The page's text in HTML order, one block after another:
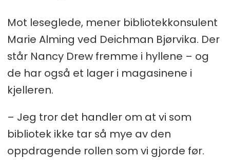
Mot leseglede, mener bibliotekkonsulent
Marie Alming ved Deichman Bjørvika. Der
står Nancy Drew fremme i hyllene – og
de har også et lager i magasinene i
kjelleren.
– Jeg tror det handler om at vi som
bibliotek ikke tar så mye av den
oppdragende rollen som vi gjorde før.